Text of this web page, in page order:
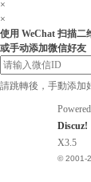
×
×
使用 WeChat 扫描二
或手动添加微信好友
請跳轉後，手動添加
Discuz!
X3.5
© 2001-